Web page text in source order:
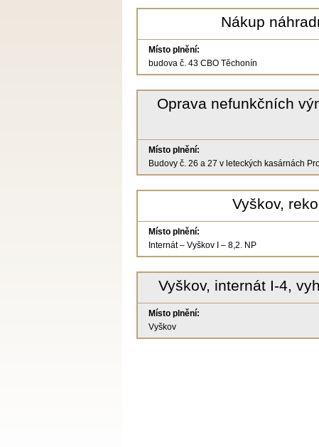
Nákup
Místo plnění:
budova č. 43 CBO Těchonín
Oprava nefunkčních
Místo plnění:
Budovy č. 26 a 27 v leteckých kasárnách
Vyškov,
Místo plnění:
Internát – Vyškov I – 8,2. NP
Vyškov, internát I-4,
Místo plnění:
Vyškov